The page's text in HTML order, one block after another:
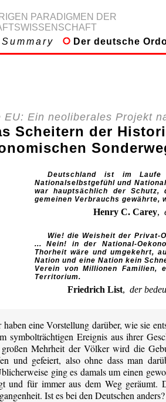
PARADIGMEN DER
Summary
Der deutsche
EU: Ein neoliberales Projekt
Scheitern der
Deutschland ist im
Nationalselbstgefühl und
war hauptsächlich der Schutz,
gemeinen Verbrauchs gewährte,
Henry C. Carey,
Wie! die Weisheit der Privat-
... Nein! in der National-
Thorheit wäre und umgekehrt,
Nation und eine Nation kein
Verein von Millionen Familien,
Territorium.
Friedrich List, der
eine Vorstellung darüber, wie sie
symbolträchtigen Ereignis aus ihrer
Mehrheit der Völker wird die
und gefeiert, also ohne dass man
ging es damals um einen
und für immer aus dem Weg
Ist es bei den Deutschen anders?